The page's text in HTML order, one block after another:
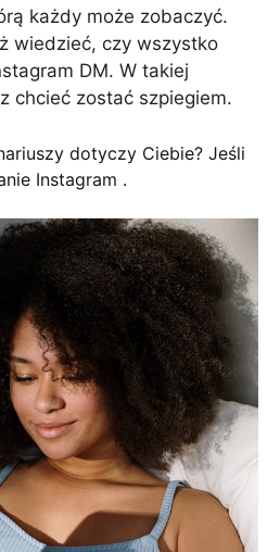
każdy może zobaczyć.
wiedzieć, czy wszystko
DM. W takiej
chcieć zostać szpiegiem.
dotyczy Ciebie? Jeśli
Instagram .